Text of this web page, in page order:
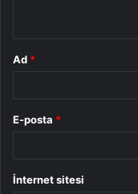
Ad *
E-posta *
İnternet sitesi